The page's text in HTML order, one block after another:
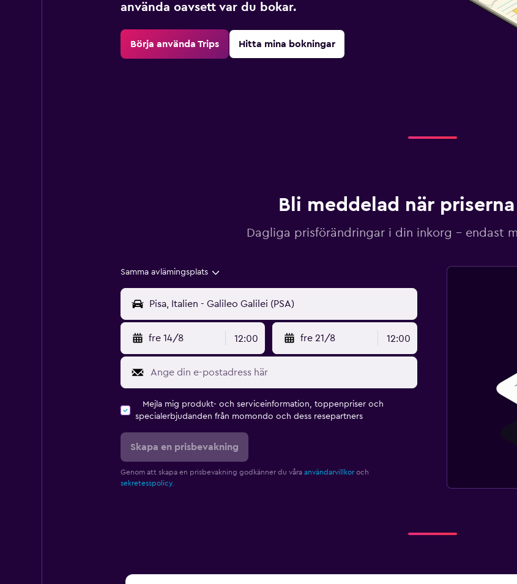
använda oavsett var du bokar.
Börja använda Trips Hitta mina bokningar
Bli meddelad när
Dagliga prisförändringar i din inkorg – endast
Samma avlämingsplats
fre 14/8 12:00 fre 21/8 12:00
Mejla mig produkt- och serviceinformation, toppenpriser och
specialerbjudanden från momondo och dess resepartners
Skapa en prisbevakning
Genom att skapa en prisbevakning godkänner du våra användarvillkoroch
sekretesspolicy.